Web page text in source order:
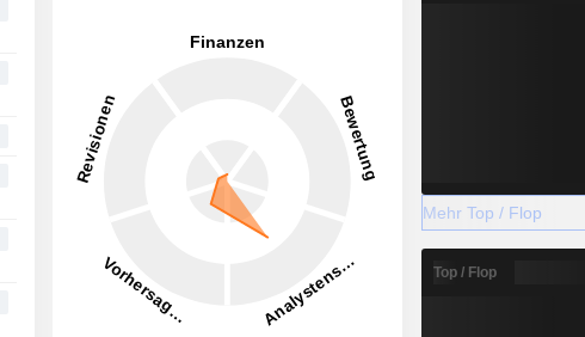
Mehr Top / Flop
Top / Flop